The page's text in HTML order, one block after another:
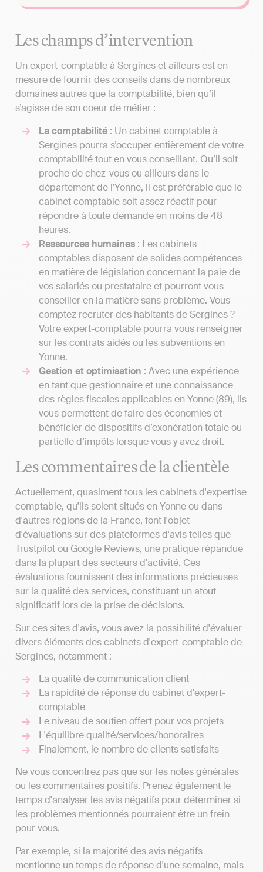
Les champs d’intervention
Un expert-comptable à Sergines et ailleurs est en
mesure de fournir des conseils dans de nombreux
domaines autres que la comptabilité, bien qu’il
s’agisse de son coeur de métier :
La comptabilité : Un cabinet comptable à
Sergines pourra s’occuper entièrement de votre
comptabilité tout en vous conseillant. Qu’il soit
proche de chez-vous ou ailleurs dans le
département de l'Yonne, il est préférable que le
cabinet comptable soit assez réactif pour
répondre à toute demande en moins de 48
heures.
Ressources humaines : Les cabinets
comptables disposent de solides compétences
en matière de législation concernant la paie de
vos salariés ou prestataire et pourront vous
conseiller en la matière sans problème. Vous
comptez recruter des habitants de Sergines ?
Votre expert-comptable pourra vous renseigner
sur les contrats aidés ou les subventions en
Yonne.
Gestion et optimisation : Avec une expérience
en tant que gestionnaire et une connaissance
des règles fiscales applicables en Yonne (89), ils
vous permettent de faire des économies et
bénéficier de dispositifs d’exonération totale ou
partielle d’impôts lorsque vous y avez droit.
Les commentaires de la clientèle
Actuellement, quasiment tous les cabinets d'expertise
comptable, qu'ils soient situés en Yonne ou dans
d'autres régions de la France, font l'objet
d'évaluations sur des plateformes d'avis telles que
Trustpilot ou Google Reviews, une pratique répandue
dans la plupart des secteurs d'activité. Ces
évaluations fournissent des informations précieuses
sur la qualité des services, constituant un atout
significatif lors de la prise de décisions.
Sur ces sites d'avis, vous avez la possibilité d'évaluer
divers éléments des cabinets d'expert-comptable de
Sergines, notamment :
La qualité de communication client
La rapidité de réponse du cabinet d'expert-
comptable
Le niveau de soutien offert pour vos projets
L'équilibre qualité/services/honoraires
Finalement, le nombre de clients satisfaits
Ne vous concentrez pas que sur les notes générales
ou les commentaires positifs. Prenez également le
temps d'analyser les avis négatifs pour déterminer si
les problèmes mentionnés pourraient être un frein
pour vous.
Par exemple, si la majorité des avis négatifs
mentionne un temps de réponse d'une semaine, mais